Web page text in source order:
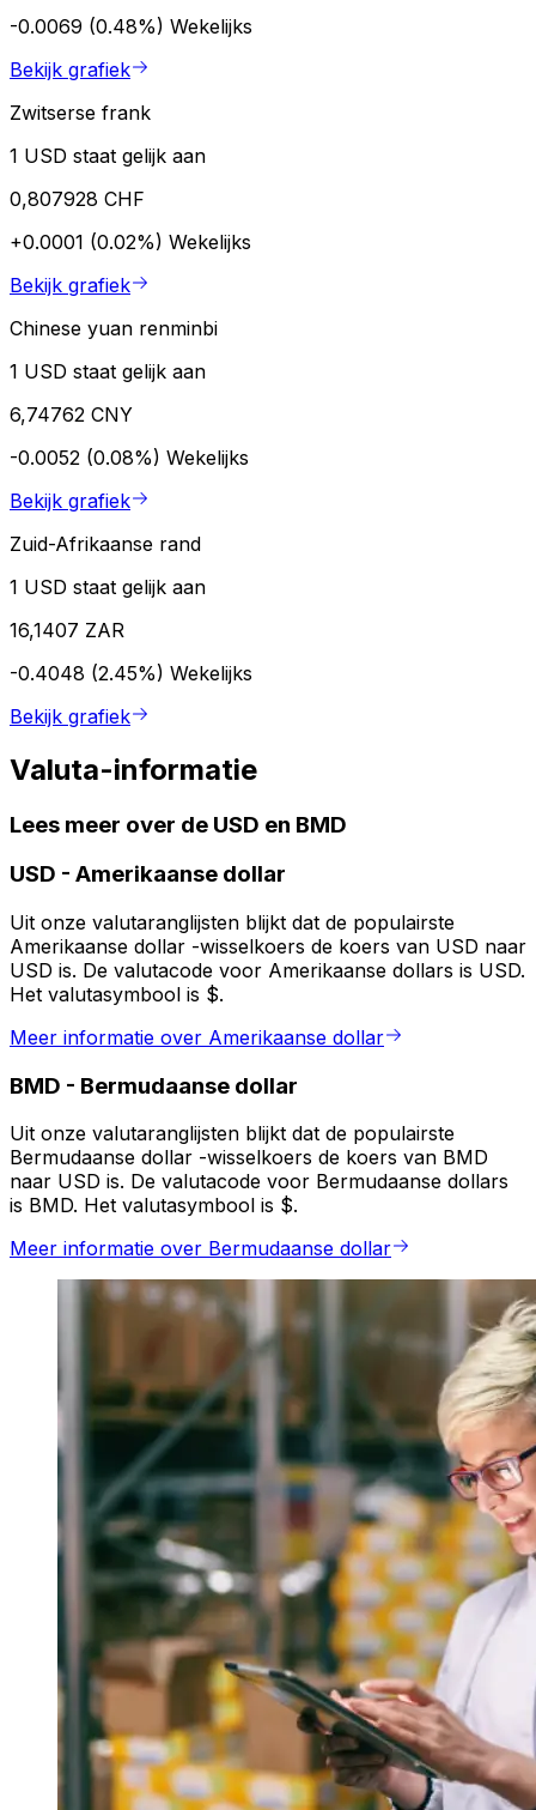
-0.0069 (0.48%) Wekelijks
Bekijk grafiek
Zwitserse frank
1 USD staat gelijk aan
0,807928 CHF
+0.0001 (0.02%) Wekelijks
Bekijk grafiek
Chinese yuan renminbi
1 USD staat gelijk aan
6,74762 CNY
-0.0052 (0.08%) Wekelijks
Bekijk grafiek
Zuid-Afrikaanse rand
1 USD staat gelijk aan
16,1407 ZAR
-0.4048 (2.45%) Wekelijks
Bekijk grafiek
Valuta-informatie
Lees meer over de USD en BMD
USD - Amerikaanse dollar
Uit onze valutaranglijsten blijkt dat de populairste
Amerikaanse dollar -wisselkoers de koers van USD naar
USD is. De valutacode voor Amerikaanse dollars is USD.
Het valutasymbool is $.
Meer informatie over Amerikaanse dollar
BMD - Bermudaanse dollar
Uit onze valutaranglijsten blijkt dat de populairste
Bermudaanse dollar -wisselkoers de koers van BMD
naar USD is. De valutacode voor Bermudaanse dollars
is BMD. Het valutasymbool is $.
Meer informatie over Bermudaanse dollar